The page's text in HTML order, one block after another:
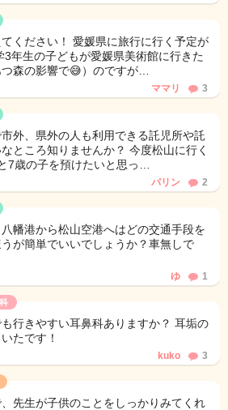
ください！ 愛媛県に旅行に行く予定が
3年生の子どもが愛媛県美術館に行きた
森の影響で😅）のですが…
ママリ 3
外、県外の人も利用できる託児所や託
ところ知りませんか？ 今度松山に行く
7歳の子を預けたいと思っ…
パリン 2
幡港から松山空港へはどの交通手段を
が簡単でいいでしょうか？車無しで
ゆ 1
行きやすい耳鼻科ありますか？ 耳垢の
たです！
kuko 3
先生が子供のことをしっかりみてくれ